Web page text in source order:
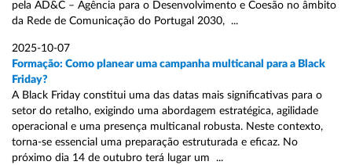
pela AD&C – Agência para o Desenvolvimento e Coesão no âmbito
da Rede de Comunicação do Portugal 2030, ...
2025-10-07
Formação: Como planear uma campanha multicanal para a Black
Friday?
A Black Friday constitui uma das datas mais significativas para o
setor do retalho, exigindo uma abordagem estratégica, agilidade
operacional e uma presença multicanal robusta. Neste contexto,
torna-se essencial uma preparação estruturada e eficaz. No
próximo dia 14 de outubro terá lugar um ...